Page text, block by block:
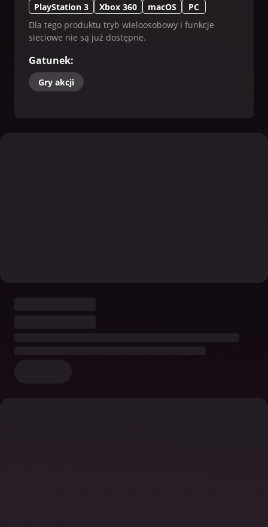
PlayStation 3 Xbox 360 macOS
PC
Dla tego produktu tryb wieloosobowy i funkcje
sieciowe nie są już dostępne.
Gatunek:
Gry akcji